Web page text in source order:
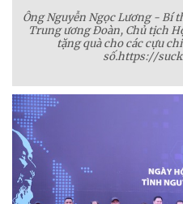
Ông Nguyễn Ngọc Lương - Bí
Trung ương Đoàn, Chủ tịch
tặng quà cho các cựu
số.https://